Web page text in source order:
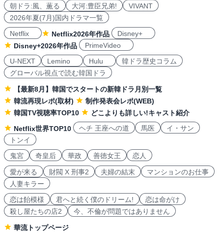
朝ドラ:風、薫る 大河:豊臣兄弟!
VIVANT
2026年夏(7月)国内ドラマ一覧
Netflix
Netflix2026年作品
Disney+
Disney+2026年作品
PrimeVideo
U-NEXT
Lemino Hulu
韓ドラ歴史コラム
グローバル視点で読む韓国ドラ
【最新8月】韓国でスタートの新韓ドラ月別一覧
韓流再現レポ(取材)
制作発表会レポ(WEB)
韓国TV視聴率TOP10
どこよりも詳しい!キャスト紹介
Netflix世界TOP10
ヘチ 王座への道 馬医
イ・サン
トンイ
鬼宮
奇皇后 華政 善徳女王 恋人
愛が来る 財閥 X 刑事2 夫婦の結末
マンションのお仕事
人妻キラー
恋は飴模様
君へと続く僕のドリーム!
恋は命がけ
殺し屋たちの店2
今、不倫が問題ではありません
華流トップページ